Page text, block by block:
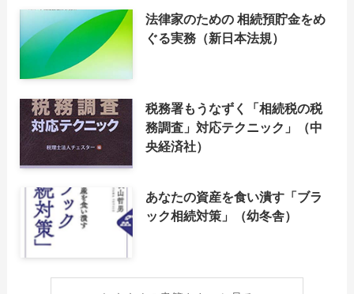
法律家のための 相続預貯金をめ
ぐる実務（新日本法規）
税務署もうなずく「相続税の税
務調査」対応テクニック」（中
央経済社）
あなたの資産を食い潰す「ブラ
ック相続対策」（幼冬舎）